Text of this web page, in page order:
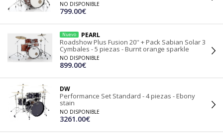
NO DISPONIBLE
799.00€
Nuevo PEARL
Roadshow Plus Fusion 20'' + Pack Sabian Solar 3
Cymbales - 5 piezas - Burnt orange sparkle
NO DISPONIBLE
899.00€
DW
Performance Set Standard - 4 piezas - Ebony
stain
NO DISPONIBLE
3261.00€